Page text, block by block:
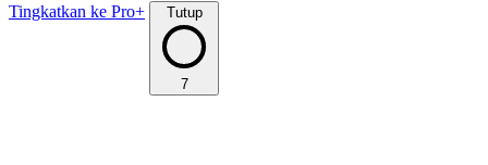
Tingkatkan ke Pro+ Tutup
7